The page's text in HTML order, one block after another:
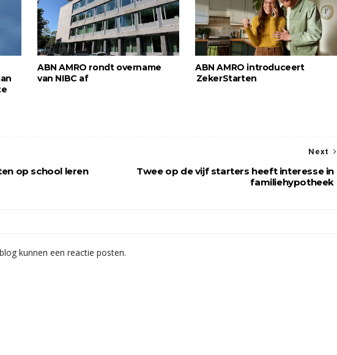
ABN AMRO rondt overname
van NIBC af
ABN AMRO introduceert
ZekerStarten
Next
Twee op de vijf starters heeft interesse in
familiehypotheek
op school leren
kunnen een reactie posten.